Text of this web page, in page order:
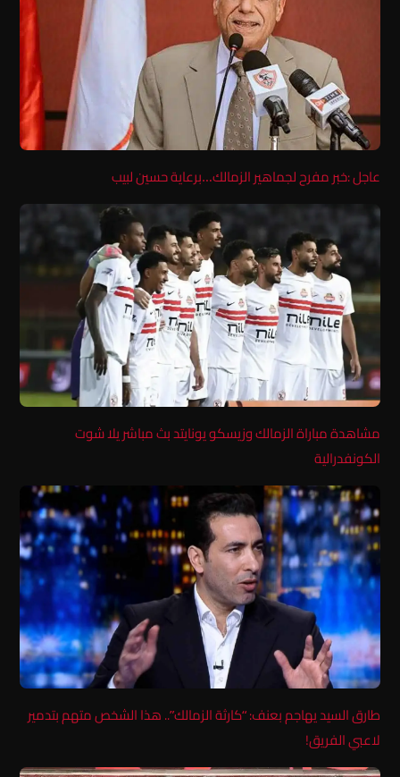
عاجل :خبر مفرح لجماهير الزمالك…برعاية حسين لبيب
مشاهدة مباراة الزمالك وزيسكو يونايتد بث مباشر يلا شوت
الكونفدرالية
طارق السيد يهاجم بعنف: “كارثة الزمالك”.. هذا الشخص متهم بتدمير
لاعبي الفريق!